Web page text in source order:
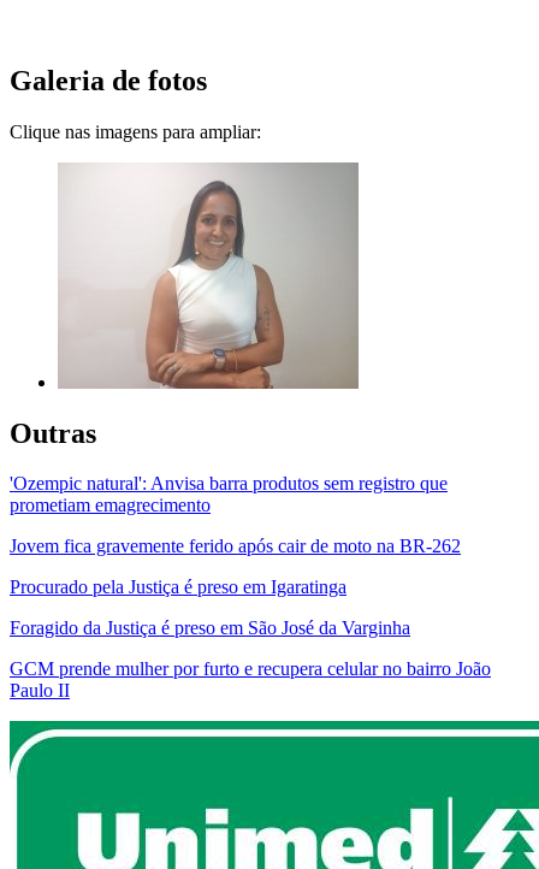
Galeria de fotos
Clique nas imagens para ampliar:
Outras
'Ozempic natural': Anvisa barra produtos sem registro que
prometiam emagrecimento
Jovem fica gravemente ferido após cair de moto na BR-262
Procurado pela Justiça é preso em Igaratinga
Foragido da Justiça é preso em São José da Varginha
GCM prende mulher por furto e recupera celular no bairro João
Paulo II